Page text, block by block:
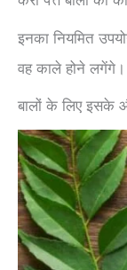
इनका नियमित
वह काले होने लगेंगे।
बालों के लिए इसके